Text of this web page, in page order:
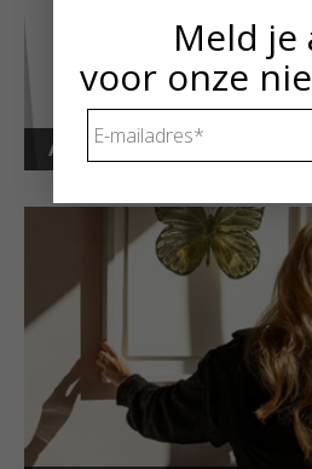
Art Alert!
Meld je
voor onze
mailadres *